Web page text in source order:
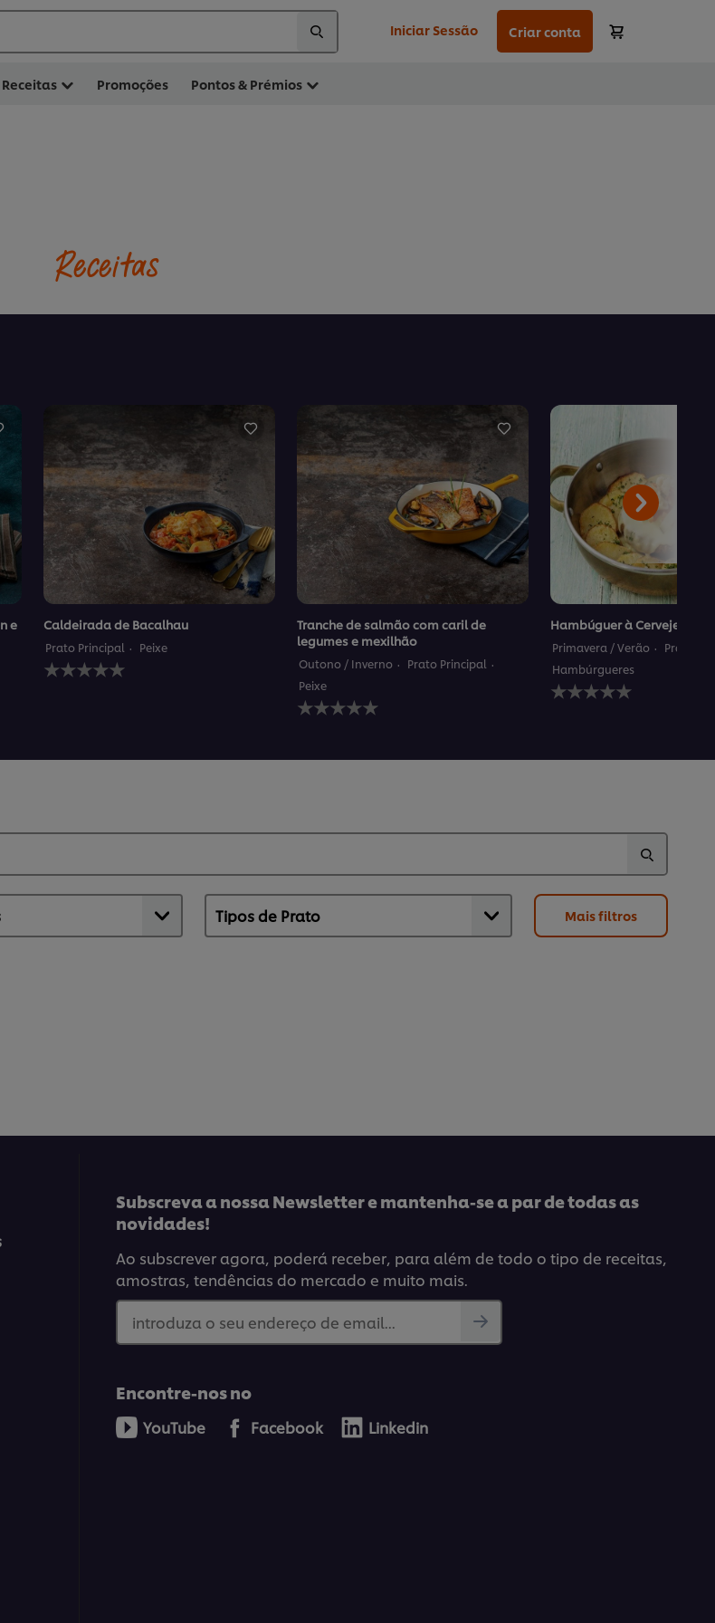
Iniciar Sessão Criar conta
Receitas Promoções Pontos & Prémios
Receitas
e
Caldeirada de Bacalhau
Prato Principal Peixe
Nenhuma
avaliação
Tranche de salmão com caril de
legumes e mexilhão
Outono / Inverno
Prato Principal
Peixe
Nenhuma
avaliação
este
Hambúguer à Cervejeira
Primavera / Verão
Prato
Hambúrgueres
Nenhuma
avaliação
recipe
Mais filtros
Subscreva a nossa Newsletter e mantenha-se a par de todas as
novidades!
Ao subscrever agora, poderá receber, para além de todo o tipo de receitas,
amostras, tendências do mercado e muito mais.
introduza o seu endereço de email...
Encontre-nos no
YouTube Facebook Linkedin